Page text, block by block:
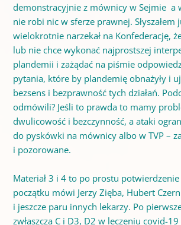
demonstracyjnie z mównicy w Sejmie a
nie robi nic w sferze prawnej. Słyszałem
wielokrotnie narzekał na Konfederację,
lub nie chce wykonać najprostszej
plandemii i zażądać na piśmie
pytania, które by plandemię obnażyły i
bezsens i bezprawność tych działań.
odmówili? Jeśli to prawda to mamy
dwulicowość i bezczynność, a ataki
do pyskówki na mównicy albo w TVP –
i pozorowane.
Materiał 3 i 4 to po prostu
początku mówi Jerzy Zięba, Hubert
i jeszcze paru innych lekarzy. Po
zwłaszcza C i D3, D2 w leczeniu covid-